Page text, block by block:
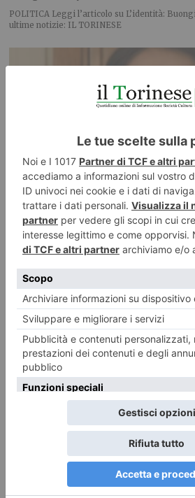
POLITICA Leggi l’articolo su L’identità:
ultime notizie: IL TORINESE
Nallo: “Lo screening neonatale esteso
Piemonte”
E’ un grande traguardo, frutto del lavoro che
siamo riusciti a portare avanti